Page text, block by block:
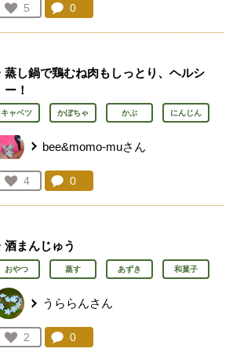
お気に入り登録：
5
人が登録
コメント：
0
蒸し鍋で鶏むね肉もしっとり、ヘルシ
ー！
キャベツ かぼちゃ かぶ にんじん
bee&momo-muさん
お気に入り登録：
4
人が登録
コメント：
0
酒まんじゅう
おやつ 蒸す あずき 和菓子
うららんさん
お気に入り登録：
2
人が登録
コメント：
0